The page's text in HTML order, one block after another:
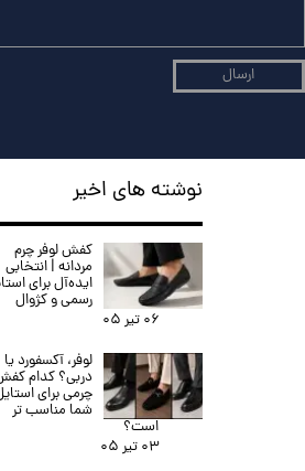
ارسال
نوشته های اخیر
کفش لوفر چرم
مردانه | انتخابی
ایده‌آل برای
رسمی و کژوال
۰۶ تیر ۰۵
لوفر، آکسفورد یا
دربی؟ کدام
چرمی برای
شما مناسب تر
است؟
۰۳ تیر ۰۵